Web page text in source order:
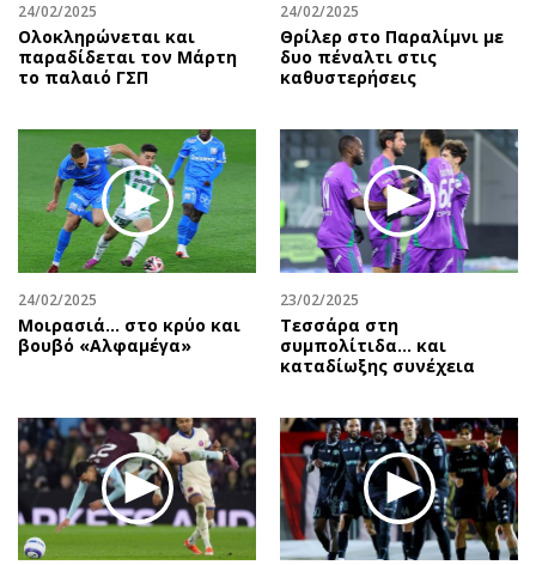
24/02/2025
Ολοκληρώνεται και
παραδίδεται τον Μάρτη
το παλαιό ΓΣΠ
24/02/2025
Θρίλερ στο Παραλίμνι με
δυο πέναλτι στις
καθυστερήσεις
24/02/2025
Μοιρασιά… στο κρύο και
βουβό «Αλφαμέγα»
23/02/2025
Τεσσάρα στη
συμπολίτιδα... και
καταδίωξης συνέχεια